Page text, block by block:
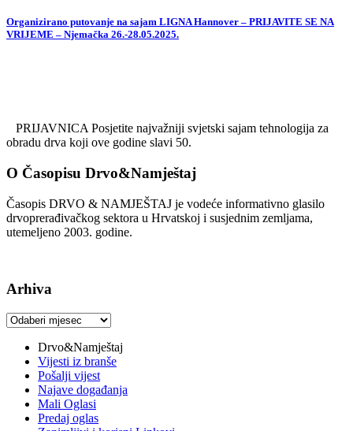
Organizirano putovanje na sajam LIGNA Hannover – PRIJAVITE SE NA
VRIJEME – Njemačka 26.-28.05.2025.
PRIJAVNICA Posjetite najvažniji svjetski sajam tehnologija za
obradu drva koji ove godine slavi 50.
O Časopisu Drvo&Namještaj
Časopis DRVO & NAMJEŠTAJ je vodeće informativno glasilo
drvoprerađivačkog sektora u Hrvatskoj i susjednim zemljama,
utemeljeno 2003. godine.
Arhiva
Arhiva
Drvo&Namještaj
Vijesti iz branše
Pošalji vijest
Najave događanja
Mali Oglasi
Predaj oglas